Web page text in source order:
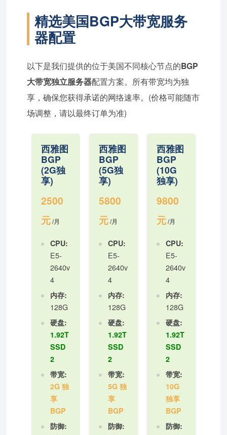
精选美国BGP大带宽服务
器配置
以下是我们提供的位于美国不同核心节点的BGP
大带宽独立服务器配置方案。所有带宽均为独
享，确保您获得承诺的网络速率。(价格可能随市
场调整，请以最终订单为准)
西雅图
BGP
(2G独
享)
2500
元/月
CPU:
E5-
2640v
4
内存:
128G
硬盘:
1.92T
SSD
2
带宽:
2G 独
享
BGP
防御:
西雅图
BGP
(5G独
享)
5800
元/月
CPU:
E5-
2640v
4
内存:
128G
硬盘:
1.92T
SSD
2
带宽:
5G 独
享
BGP
防御:
西雅图
BGP
(10G
独享)
9800
元/月
CPU:
E5-
2640v
4
内存:
128G
硬盘:
1.92T
SSD
2
带宽:
10G
独享
BGP
防御: